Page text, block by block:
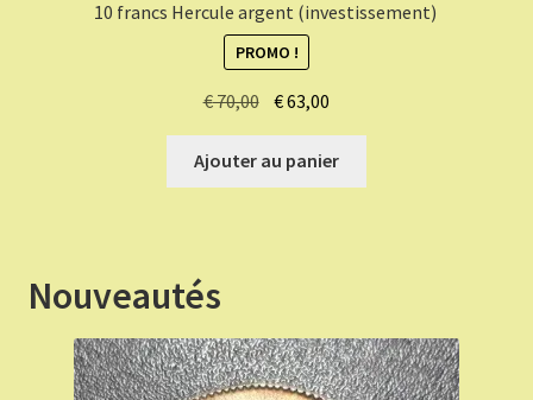
10 francs Hercule argent (investissement)
PROMO !
€70,00 Le
initial
était :
€63,00
actuel
est :
Ajouter au panier
Nouveautés